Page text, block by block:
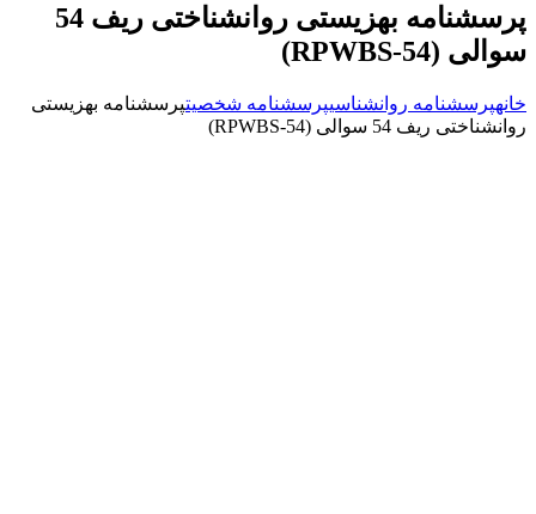
پرسشنامه بهزیستی روانشناختی ریف 54
سوالی (RPWBS-54)
خانهپرسشنامه روانشناسیپرسشنامه شخصیتپرسشنامه بهزیستی
روانشناختی ریف 54 سوالی (RPWBS-54)